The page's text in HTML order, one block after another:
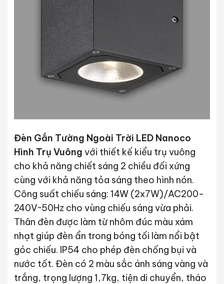
Đèn Gắn Tường Ngoài Trời LED Nanoco
Hình Trụ Vuông với thiết kế kiểu trụ vuông
cho khả năng chiết sáng 2 chiều đối xứng
cùng với khả năng tỏa sáng theo hình nón.
Công suất chiếu sáng: 14W (2x7W)/AC200-
240V~50Hz cho vùng chiếu sáng vừa phải.
Thân đèn được làm từ nhôm đúc màu xám
nhạt giúp đèn ẩn trong bóng tối làm nổi bật
góc chiếu. IP54 cho phép đèn chống bụi và
nước tốt. Đèn có 2 màu sắc ánh sáng vàng và
trắng, trọng lượng 1,7kg, tiện di chuyển, tháo